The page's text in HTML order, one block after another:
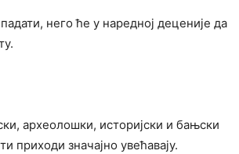
него ће у наредној деценије да
археолошки, историјски и бањски
приходи значајно увећавају.